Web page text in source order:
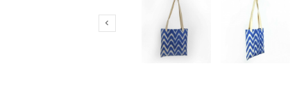
